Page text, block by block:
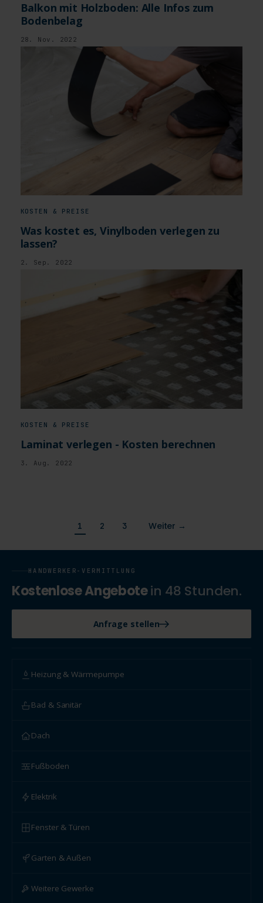
Balkon mit Holzboden: Alle Infos zum
Bodenbelag
28. Nov. 2022
KOSTEN & PREISE
Was kostet es, Vinylboden verlegen zu
lassen?
2. Sep. 2022
KOSTEN & PREISE
Laminat verlegen - Kosten berechnen
3. Aug. 2022
1 2 3 Weiter →
HANDWERKER-VERMITTLUNG
Kostenlose Angebotein 48 Stunden.
Anfrage stellen
Heizung & Wärmepumpe
Bad & Sanitär
Dach
Fußboden
Elektrik
Fenster & Türen
Garten & Außen
Weitere Gewerke